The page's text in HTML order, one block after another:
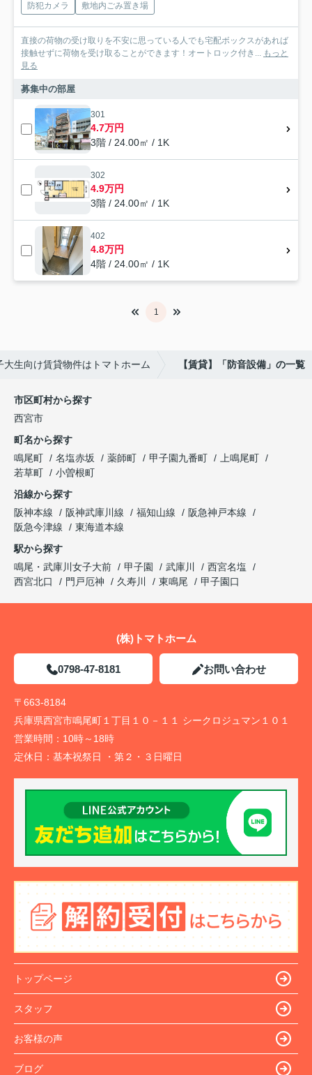
防犯カメラ
敷地内ごみ置き場
直接の荷物の受け取りを不安に思っている人でも宅配ボックスがあれば
接触せずに荷物を受け取ることができます！オートロック付き... もっと
見る
募集中の部屋
301
4.7万円
3階 / 24.00㎡ / 1K
302
4.9万円
3階 / 24.00㎡ / 1K
402
4.8万円
4階 / 24.00㎡ / 1K
1
生向け賃貸物件はトマトホーム 【賃貸】「防音設備」の一覧
市区町村から探す
西宮市
町名から探す
鳴尾町
名塩赤坂 薬師町 甲子園九番町
上鳴尾町
若草町
小曽根町
沿線から探す
阪神本線
阪神武庫川線 福知山線
阪急神戸本線
阪急今津線
東海道本線
駅から探す
鳴尾・武庫川女子大前
甲子園 武庫川
西宮名塩
西宮北口
門戸厄神 久寿川 東鳴尾 甲子園口
(株)トマトホーム
0798-47-8181 お問い合わせ
〒663-8184
兵庫県西宮市鳴尾町１丁目１０－１１ シークロジュマン１０１
営業時間： 10時～18時
定休日： 基本祝祭日 ・第２・３日曜日
トップページ
スタッフ
お客様の声
ブログ